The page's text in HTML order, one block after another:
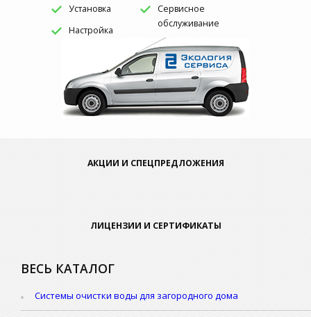
Установка
Настройка
Сервисное
обслуживание
АКЦИИ И СПЕЦПРЕДЛОЖЕНИЯ
ЛИЦЕНЗИИ И СЕРТИФИКАТЫ
ВЕСЬ КАТАЛОГ
Системы очистки воды для загородного дома